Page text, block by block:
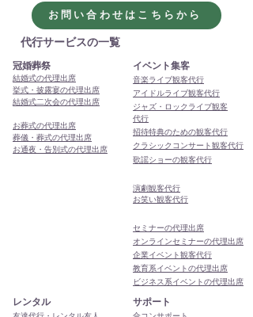
理出席サービスをよろし
くお願いします
お問い合わせはこちらから
代行サービスの一覧
冠婚葬祭
結婚式の代理出席
挙式・披露宴の代理出席
結婚式二次会の代理出席
お葬式の代理出席
葬儀・葬式の代理出席
お通夜・告別式の代理出席
イベント集客
音楽ライブ観客代行
アイドルライブ観客代行
ジャズ・ロックライブ観客
代行
招待特典のための観客代行
クラシックコンサート観客代行
歌謡ショーの観客代行
演劇観客代行
お笑い観客代行
セミナーの代理出席
オンラインセミナーの代理出席
企業イベント観客代行
教育系イベントの代理出席
ビジネス系イベントの代理出席
レンタル サポート